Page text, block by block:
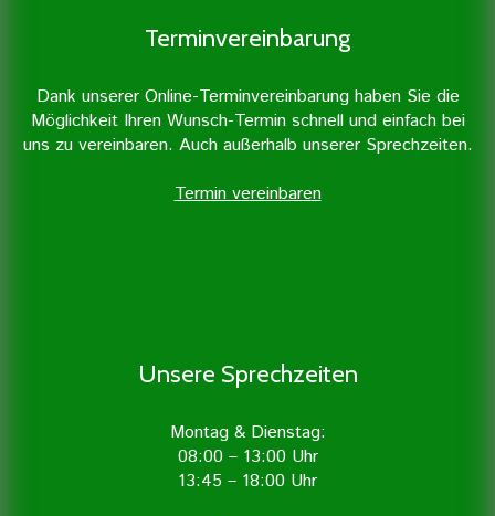
Terminvereinbarung
Dank unserer Online-Terminvereinbarung haben Sie die
Möglichkeit Ihren Wunsch-Termin schnell und einfach bei
uns zu vereinbaren. Auch außerhalb unserer Sprechzeiten.
Termin vereinbaren
Unsere Sprechzeiten
Montag & Dienstag:
08:00 – 13:00 Uhr
13:45 – 18:00 Uhr